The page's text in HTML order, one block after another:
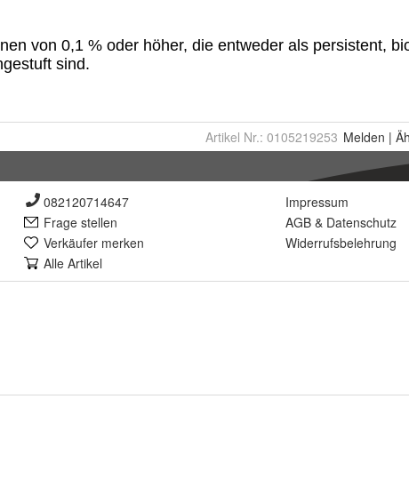
Artikel Nr.: 0105219253 Melden |
082120714647
Frage stellen
Verkäufer merken
Alle Artikel
Impressum
AGB & Datenschutz
Widerrufsbelehrung